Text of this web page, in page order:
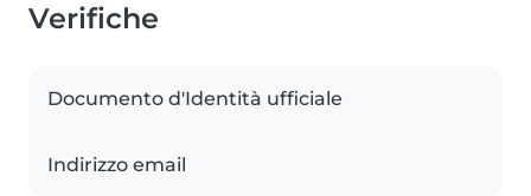
Verifiche
Documento d'Identità ufficiale
Indirizzo email